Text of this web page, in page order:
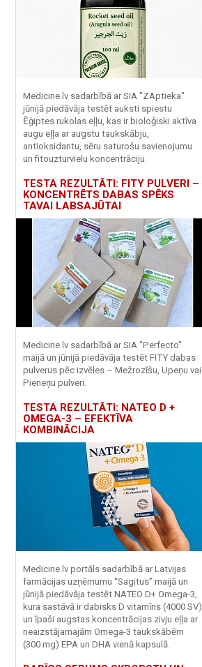
Medicine.lv sadarbībā ar SIA "ZAptieka"
jūnijā piedāvāja testēt auksti spiestu
Ēģiptes rukolas eļļu, kas ir bioloģiski aktīva
augu eļļa ar augstu taukskābju,
antioksidantu, sēru saturošu savienojumu
un fitouzturvielu koncentrāciju.
TESTA REZULTĀTI: FITY PULVERI –
KONCENTRĒTS DABAS SPĒKS
TAVAI LABSAJŪTAI
Medicine.lv sadarbībā ar SIA "Perfecto"
maijā un jūnijā piedāvāja testēt FITY dabas
pulverus pēc izvēles – Mežrozīšu, Upeņu vai
Pieneņu pulveri.
TESTA REZULTĀTI: NATEO D +
OMEGA-3 – EFEKTĪVA
KOMBINĀCIJA
Medicine.lv portāls sadarbībā ar Latvijas
farmācijas uzņēmumu “Sagitus” maijā un
jūnijā piedāvāja testēt NATEO D+ Omega-3,
kura sastāvā ir dabisks D vitamīns (4000 SV)
un īpaši augstas koncentrācijas zivju eļļa ar
neaizstājamajām Omega-3 taukskābēm
(300 mg) EPA un DHA vienā kapsulā.